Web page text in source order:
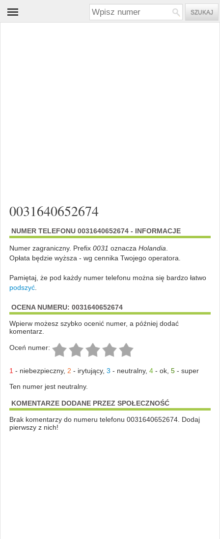
0031640652674
NUMER TELEFONU 0031640652674 - INFORMACJE
Numer zagraniczny. Prefix 0031 oznacza Holandia
Opłata będzie wyższa - wg cennika Twojego operatora.
Pamiętaj, że pod każdy numer telefonu można się bardzo łatwo
podszyć.
OCENA NUMERU: 0031640652674
Wpierw możesz szybko ocenić numer, a później dodać
komentarz.
Oceń numer:
1 - niebezpieczny, 2 - irytujący, 3 - neutralny, 4- ok, 5- super
Ten numer jest neutralny.
KOMENTARZE DODANE PRZEZ SPOŁECZNOŚĆ
Brak komentarzy do numeru telefonu 0031640652674. Dodaj
pierwszy z nich!